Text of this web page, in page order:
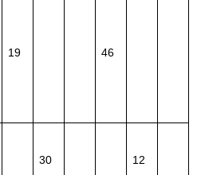
19 46
30 12